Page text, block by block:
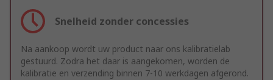
Snelheid zonder concessies
Na aankoop wordt uw product naar ons kalibratielab
gestuurd. Zodra het daar is aangekomen, worden de
kalibratie en verzending binnen 7-10 werkdagen afgerond.